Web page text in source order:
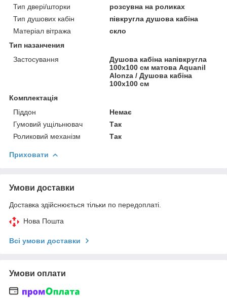
Тип двері/шторки
розсувна на роликах
Тип душових кабін
півкругла душова кабіна
Матеріал вітража
скло
Тип назанчения
Застосування
Душова кабіна напівкругла
100х100 см матова Aquanil
Alonza / Душова кабіна
100х100 см
Комплектація
Піддон
Немає
Гумовий ущільнювач
Так
Роликовий механізм
Так
Приховати
Умови доставки
Доставка здійснюється тільки по передоплаті.
Нова Пошта
Всі умови доставки
Умови оплати